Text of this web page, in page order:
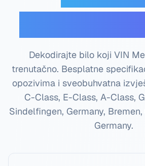
Dekodirajte bilo koji VIN
trenutačno. Besplatne
opozivima i sveobuhvatna
C-Class, E-Class, A-Class,
Sindelfingen, Germany,
Germany.